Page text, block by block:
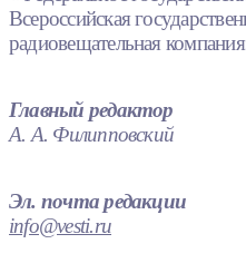
Всероссийская
радиовещательная
Главный редактор
А. А. Филипповский
Эл. почта редакции
info@vesti.ru